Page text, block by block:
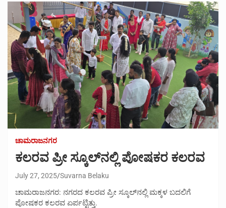
ಚಾಮರಾಜನಗರ
ಕಲರವ ಪ್ರೀ ಸ್ಕೂಲ್‍ನಲ್ಲಿ ಪೋಷಕರ ಕಲರವ
July 27, 2025 Suvarna Belaku
ಚಾಮರಾಜನಗರ: ನಗರದ ಕಲರವ ಪ್ರೀ ಸ್ಕೂಲ್‍ನಲ್ಲಿ ಮಕ್ಕಳ ಬದಲಿಗೆ
ಪೋಷಕರ ಕಲರವ ಏರ್ಪಟ್ಟಿತ್ತು.